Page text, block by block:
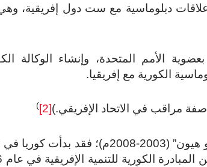
دبلوماسية مع ست دول إفريقية،
الأمم المتحدة، وإنشاء الوكالة
[2]
)
5- أما خلال عهد الرئيس الكوري “روه مو هيون”